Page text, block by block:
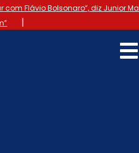
Flávio Bolsonaro”, diz Junior
|